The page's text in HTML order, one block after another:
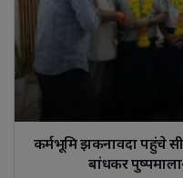
कर्मभूमि झकनावदा पहुंचे
बांधकर